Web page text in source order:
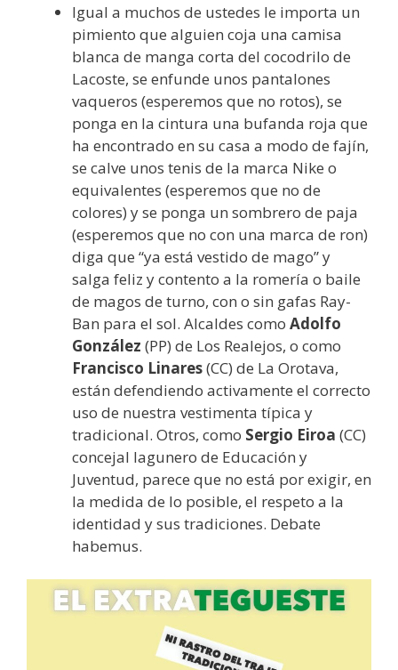
Igual a muchos de ustedes le importa un
pimiento que alguien coja una camisa
blanca de manga corta del cocodrilo de
Lacoste, se enfunde unos pantalones
vaqueros (esperemos que no rotos), se
ponga en la cintura una bufanda roja que
ha encontrado en su casa a modo de fajín,
se calve unos tenis de la marca Nike o
equivalentes (esperemos que no de
colores) y se ponga un sombrero de paja
(esperemos que no con una marca de ron)
diga que “ya está vestido de mago” y
salga feliz y contento a la romería o baile
de magos de turno, con o sin gafas Ray-
Ban para el sol. Alcaldes como Adolfo
González (PP) de Los Realejos, o como
Francisco Linares(CC) de La Orotava,
están defendiendo activamente el correcto
uso de nuestra vestimenta típica y
tradicional. Otros, como Sergio Eiroa (CC)
concejal lagunero de Educación y
Juventud, parece que no está por exigir, en
la medida de lo posible, el respeto a la
identidad y sus tradiciones. Debate
habemus.